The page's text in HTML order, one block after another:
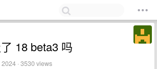
18 beta3 吗
· 3530 views